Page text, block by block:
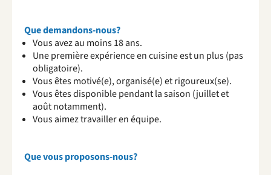
Que demandons-nous?
Vous avez au moins 18 ans.
Une première expérience en cuisine est un plus (pas
obligatoire).
Vous êtes motivé(e), organisé(e) et rigoureux(se).
Vous êtes disponible pendant la saison (juillet et
août notamment).
Vous aimez travailler en équipe.
Que vous proposons-nous?